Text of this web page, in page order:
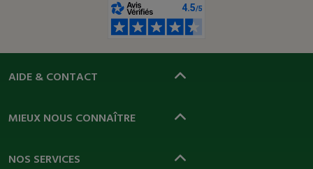
AIDE & CONTACT
MIEUX NOUS CONNAÎTRE
NOS SERVICES